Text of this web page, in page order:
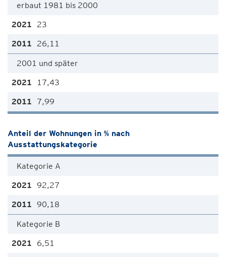
erbaut 1981 bis 2000
23
26,11
2001 und später
17,43
7,99
Anteil der Wohnungen in % nach
Ausstattungskategorie
Kategorie A
92,27
90,18
Kategorie B
6,51